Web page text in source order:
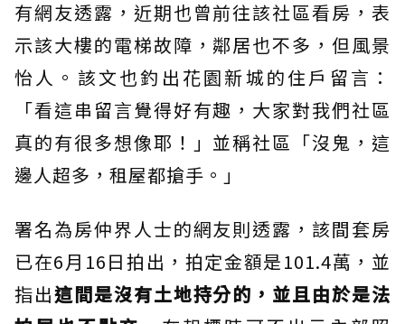
有網友透露，近期也曾前往該社區看房，表
示該大樓的電梯故障，鄰居也不多，但風景
怡人。該文也釣出花園新城的住戶留言：
「看這串留言覺得好有趣，大家對我們社區
真的有很多想像耶！」並稱社區「沒鬼，這
邊人超多，租屋都搶手。」
署名為房仲界人士的網友則透露，該間套房
已在6月16日拍出，拍定金額是101.4萬，並
指出這間是沒有土地持分的，並且由於是法